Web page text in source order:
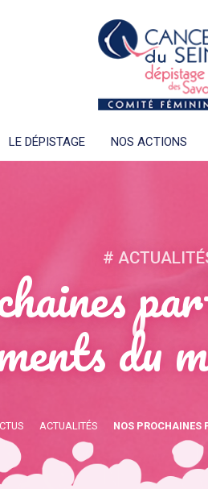
LE DÉPISTAGE NOS ACTIONS
#
du
ACTUALITÉS NOS PROCHAINES